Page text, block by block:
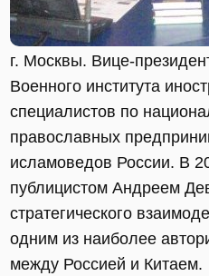
г. Москвы. Вице-
Военного института
специалистов по
православных
исламоведов России. В
публицистом Андреем
стратегического
одним из наиболее
между Россией и Китаем.